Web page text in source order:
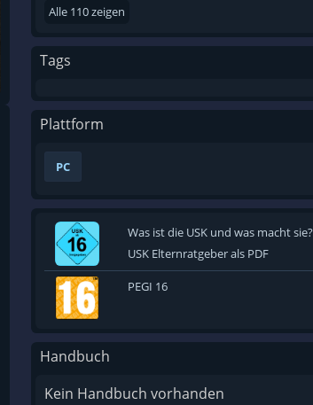
Alle 110 zeigen
Tags
Plattform
PC
Was ist die USK und was macht sie?
USK Elternratgeber als PDF
PEGI 16
Handbuch
Kein Handbuch vorhanden